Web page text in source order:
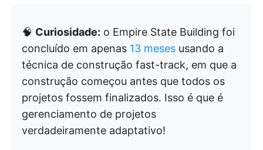
🧠 Curiosidade: o Empire State Building foi
concluído em apenas 13 meses usando a
técnica de construção fast-track, em que a
construção começou antes que todos os
projetos fossem finalizados. Isso é que é
gerenciamento de projetos
verdadeiramente adaptativo!